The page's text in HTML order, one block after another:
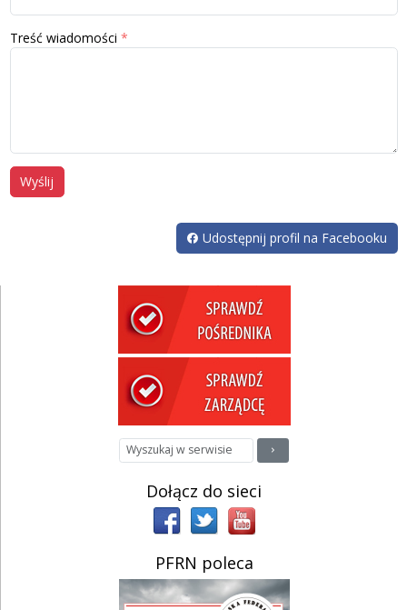
Treść wiadomości
Wyślij
Udostępnij profil na Facebooku
Dołącz do sieci
PFRN poleca